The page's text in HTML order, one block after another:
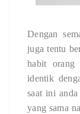
Dengan
juga tentu
habit orang
identik
saat ini
yang sama